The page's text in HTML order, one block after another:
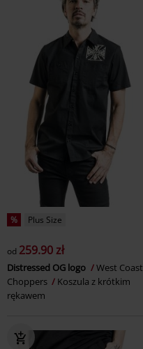
% Plus Size
od 259.90 zł
Distressed OG logo
West Coast
Choppers
Koszula z krótkim
rękawem